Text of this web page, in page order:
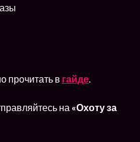
прочитать в гайде.
на «Охоту за